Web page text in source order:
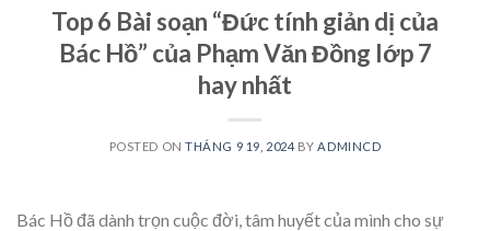
Top 6 Bài soạn “Đức tính giản dị của
Bác Hồ” của Phạm Văn Đồng lớp 7
hay nhất
POSTED ONTHÁNG 9 19, 2024 BY ADMINCD
Bác Hồ đã dành trọn cuộc đời, tâm huyết của mình cho sự